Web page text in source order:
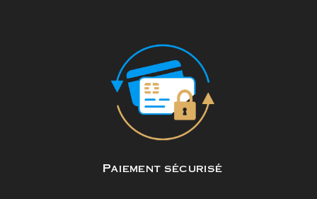
Paiement sécurisé